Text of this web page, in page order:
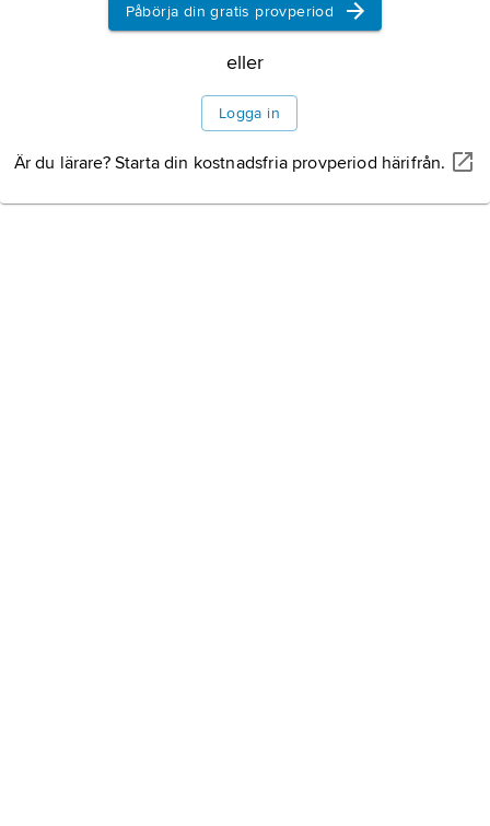
Påbörja din gratis provperiod
eller
Logga in
Är du lärare? Starta din kostnadsfria provperiod härifrån.